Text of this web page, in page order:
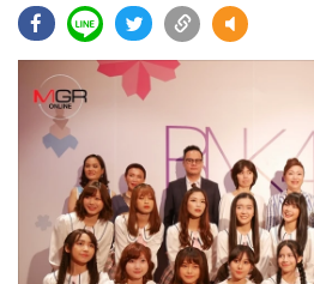
• คอลัมนิสต์
ละคร
CbizReview
Cyber BIZ
ผู้จัดกวน
Good health & Well-being
Green Innovation & SD